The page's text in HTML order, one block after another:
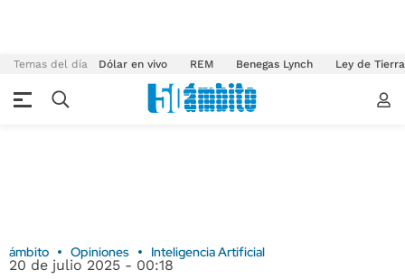
Temas del día Dólar en vivo REM Benegas Lynch Ley de
ámbito Opiniones Inteligencia Artificial
20 de julio 2025 - 00:18